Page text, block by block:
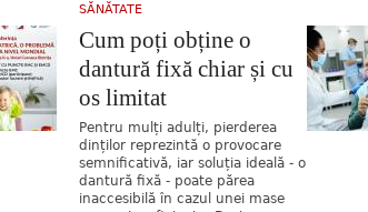
SĂNĂTATE
Cum poți obține o
dantură fixă chiar și cu
os limitat
Pentru mulți adulți, pierderea
dinților reprezintă o provocare
semnificativă, iar soluția ideală - o
dantură fixă - poate părea
inaccesibilă în cazul unei mase